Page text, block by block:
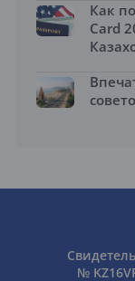
Как
Card
№